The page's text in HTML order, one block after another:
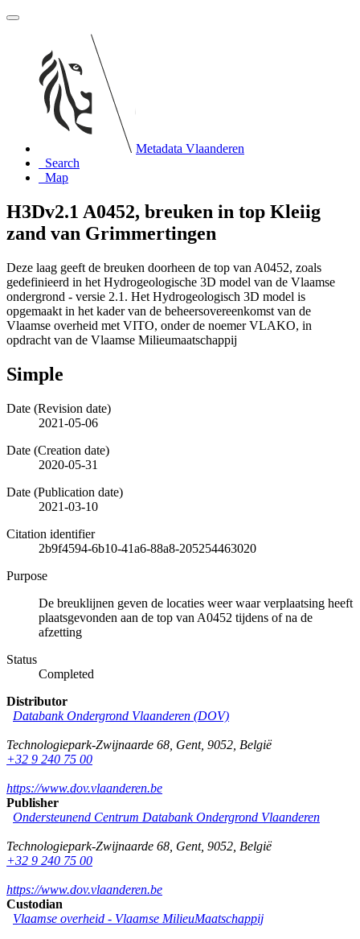
Metadata Vlaanderen
Search
Map
H3Dv2.1 A0452, breuken in top Kleiig
zand van Grimmertingen
Deze laag geeft de breuken doorheen de top van A0452, zoals
gedefinieerd in het Hydrogeologische 3D model van de Vlaamse
ondergrond - versie 2.1. Het Hydrogeologisch 3D model is
opgemaakt in het kader van de beheersovereenkomst van de
Vlaamse overheid met VITO, onder de noemer VLAKO, in
opdracht van de Vlaamse Milieumaatschappij
Simple
Date (Revision date)
2021-05-06
Date (Creation date)
2020-05-31
Date (Publication date)
2021-03-10
Citation identifier
2b9f4594-6b10-41a6-88a8-205254463020
Purpose
De breuklijnen geven de locaties weer waar verplaatsing heeft
plaatsgevonden aan de top van A0452 tijdens of na de
afzetting
Status
Completed
Distributor
Databank Ondergrond Vlaanderen (DOV)
Technologiepark-Zwijnaarde 68 Gent, 9052 België
+32 9 240 75 00
https://www.dov.vlaanderen.be
Publisher
Ondersteunend Centrum Databank Ondergrond Vlaanderen
Technologiepark-Zwijnaarde 68 Gent, 9052 België
+32 9 240 75 00
https://www.dov.vlaanderen.be
Custodian
Vlaamse overheid - Vlaamse MilieuMaatschappij